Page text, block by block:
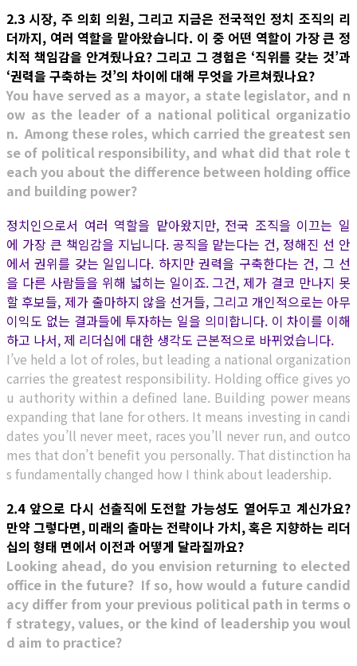
2.3 시장, 주 의회 의원, 그리고 지금은 전국적인 정치 조직의 리
더까지, 여러 역할을 맡아왔습니다. 이 중 어떤 역할이 가장 큰 정
치적 책임감을 안겨줬나요? 그리고 그 경험은 ‘직위를 갖는 것’과
‘권력을 구축하는 것’의 차이에 대해 무엇을 가르쳐줬나요?
You have served as a mayor, a state legislator, and n
ow as the leader of a national political organizatio
n. Among these roles, which carried the greatest sen
se of political responsibility, and what did that role t
each you about the difference between holding office
and building power?
정치인으로서 여러 역할을 맡아왔지만, 전국 조직을 이끄는 일
에 가장 큰 책임감을 지닙니다. 공직을 맡는다는 건, 정해진 선 안
에서 권위를 갖는 일입니다. 하지만 권력을 구축한다는 건, 그 선
을 다른 사람들을 위해 넓히는 일이죠. 그건, 제가 결코 만나지 못
할 후보들, 제가 출마하지 않을 선거들, 그리고 개인적으로는 아무
이익도 없는 결과들에 투자하는 일을 의미합니다. 이 차이를 이해
하고 나서, 제 리더십에 대한 생각도 근본적으로 바뀌었습니다.
I’ve held a lot of roles, but leading a national organization
carries the greatest responsibility. Holding office gives yo
u authority within a defined lane. Building power means
expanding that lane for others. It means investing in candi
dates you’ll never meet, races you’ll never run, and outco
mes that don’t benefit you personally. That distinction ha
s fundamentally changed how I think about leadership.
2.4 앞으로 다시 선출직에 도전할 가능성도 열어두고 계신가요?
만약 그렇다면, 미래의 출마는 전략이나 가치, 혹은 지향하는 리더
십의 형태 면에서 이전과 어떻게 달라질까요?
Looking ahead, do you envision returning to elected
office in the future? If so, how would a future candid
acy differ from your previous political path in terms o
f strategy, values, or the kind of leadership you woul
d aim to practice?